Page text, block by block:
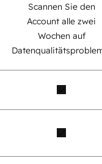
Scannen Sie den
Account alle zwei
Wochen auf